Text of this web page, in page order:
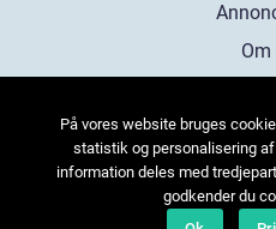
Om
På vores website bruges
statistik og personalisering
information deles med
godkender du